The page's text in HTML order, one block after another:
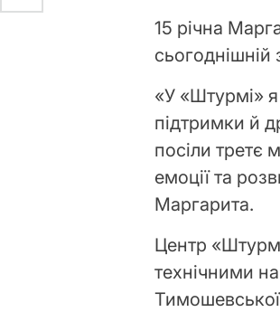
15 річна
сьогоднішній
«У «Штурмі»
підтримки й
посіли третє
емоції та
Маргарита.
Центр
технічними